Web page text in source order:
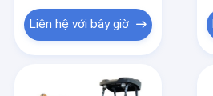
Liên hệ với bây giờ